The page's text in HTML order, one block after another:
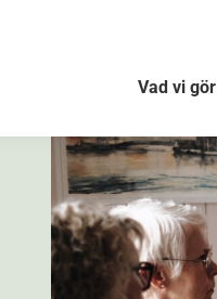
Vad vi gör